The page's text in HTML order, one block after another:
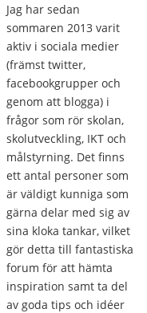
Jag har sedan
sommaren 2013 varit
aktiv i sociala medier
(främst twitter,
facebookgrupper och
genom att blogga) i
frågor som rör skolan,
skolutveckling, IKT och
målstyrning. Det finns
ett antal personer som
är väldigt kunniga som
gärna delar med sig av
sina kloka tankar, vilket
gör detta till fantastiska
forum för att hämta
inspiration samt ta del
av goda tips och idéer